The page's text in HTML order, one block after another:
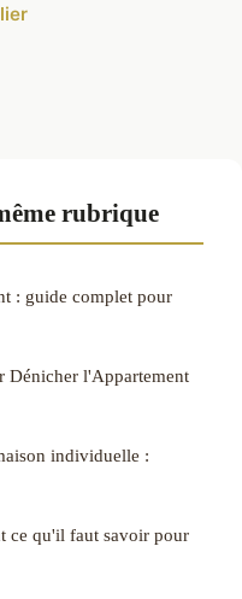
rubrique
: guide complet pour
Dénicher l'Appartement
individuelle :
ce qu'il faut savoir pour